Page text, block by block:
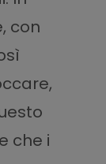
con
che i